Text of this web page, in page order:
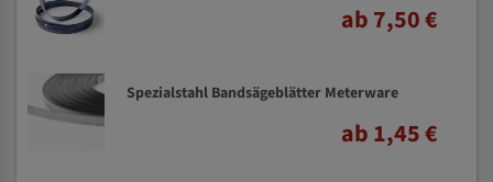
ab 7,50 €
Spezialstahl Bandsägeblätter Meterware
ab 1,45 €